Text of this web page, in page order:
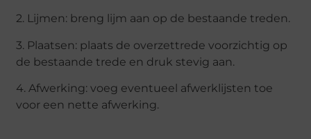
2. Lijmen: breng lijm aan op de bestaande treden.
3. Plaatsen: plaats de overzettrede voorzichtig op
de bestaande trede en druk stevig aan.
4. Afwerking: voeg eventueel afwerklijsten toe
voor een nette afwerking.